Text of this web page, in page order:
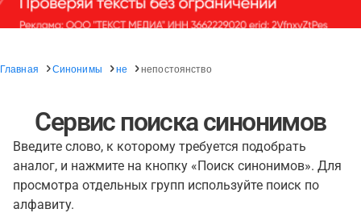
Главная Синонимы не непостоянство
Сервис поиска синонимов
Введите слово, к которому требуется подобрать
аналог, и нажмите на кнопку «Поиск синонимов». Для
просмотра отдельных групп используйте поиск по
алфавиту.